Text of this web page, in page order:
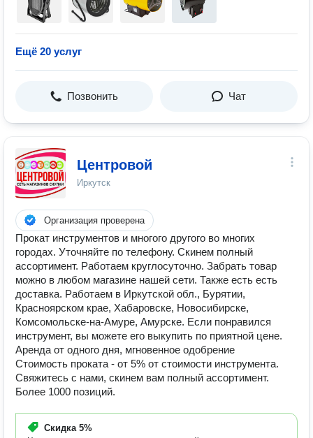
Ещё 20 услуг
Позвонить Чат
Центровой
Иркутск
Организация проверена
Прокат инструментов и многого другого во многих
городах. Уточняйте по телефону. Скинем полный
ассортимент. Работаем круглосуточно. Забрать товар
можно в любом магазине нашей сети. Также есть есть
доставка. Работаем в Иркутской обл., Бурятии,
Красноярском крае, Хабаровске, Новосибирске,
Комсомольске-на-Амуре, Амурске. Если понравился
инструмент, вы можете его выкупить по приятной цене.
Аренда от одного дня, мгновенное одобрение
Стоимость проката - от 5% от стоимости инструмента.
Свяжитесь с нами, скинем вам полный ассортимент.
Более 1000 позиций.
Скидка 5%